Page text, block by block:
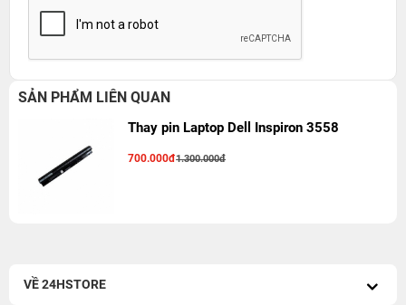
SẢN PHẨM LIÊN QUAN
Thay pin Laptop Dell Inspiron 3558
700.000đ1.300.000đ
VỀ 24HSTORE